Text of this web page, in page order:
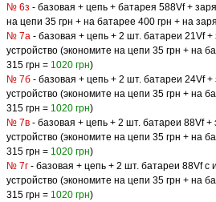
№ 6з - базовая + цепь + батарея 588Vf +
на цепи 35 грн + на батарее 400 грн + на
№ 7а - базовая + цепь + 2 шт. батареи 21Vf +
устройство (экономите на цепи 35 грн + на
315 грн = 1020 грн)
№ 7б - базовая + цепь + 2 шт. батареи 24Vf +
устройство (экономите на цепи 35 грн + на
315 грн = 1020 грн)
№ 7в - базовая + цепь + 2 шт. батареи 88Vf +
устройство (экономите на цепи 35 грн + на
315 грн = 1020 грн)
№ 7г - базовая + цепь + 2 шт. батареи 88Vf с
устройство (экономите на цепи 35 грн + на
315 грн = 1020 грн)